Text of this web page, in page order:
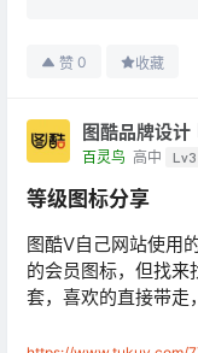
赞 0 收藏
图酷品牌设计
百灵鸟 高中 Lv3
等级图标分享
图酷V自己网站使用
的会员图标，但找来
套，喜欢的直接带走